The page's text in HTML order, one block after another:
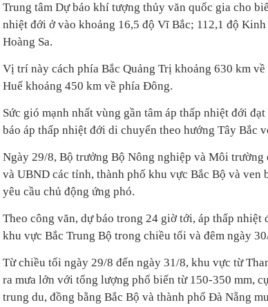
Trung tâm Dự báo khí tượng thủy văn quốc gia cho
nhiệt đới ở vào khoảng 16,5 độ Vĩ Bắc; 112,1 độ
Hoàng Sa.
Vị trí này cách phía Bắc Quảng Trị khoảng 630 km
Huế khoảng 450 km về phía Đông.
Sức gió mạnh nhất vùng gần tâm áp thấp nhiệt đới
báo áp thấp nhiệt đới di chuyển theo hướng Tây Bắc
Ngày 29/8, Bộ trưởng Bộ Nông nghiệp và Môi trường
và UBND các tỉnh, thành phố khu vực Bắc Bộ và ven
yêu cầu chủ động ứng phó.
Theo công văn, dự báo trong 24 giờ tới, áp thấp nhiệt
khu vực Bắc Trung Bộ trong chiều tối và đêm ngày
Từ chiều tối ngày 29/8 đến ngày 31/8, khu vực từ
ra mưa lớn với tổng lượng phổ biến từ 150-350 mm,
trung du, đồng bằng Bắc Bộ và thành phố Đà Nẵng